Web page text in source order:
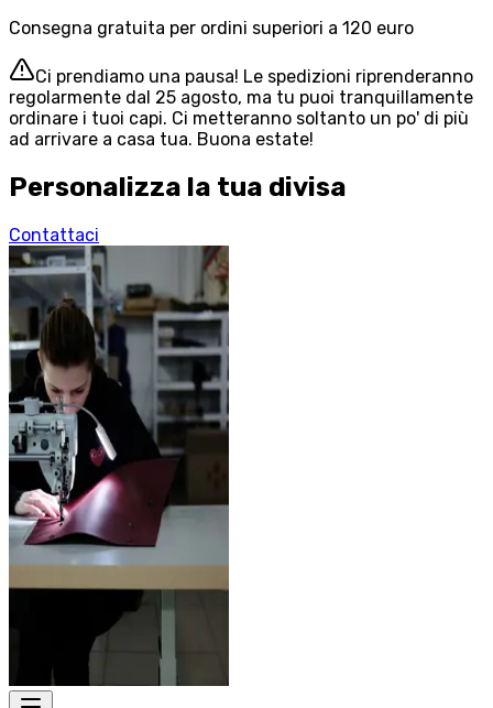
Consegna gratuita per ordini superiori a 120 euro
Ci prendiamo una pausa! Le spedizioni riprenderanno
regolarmente dal 25 agosto, ma tu puoi tranquillamente
ordinare i tuoi capi. Ci metteranno soltanto un po' di più
ad arrivare a casa tua. Buona estate!
Personalizza la tua divisa
Contattaci